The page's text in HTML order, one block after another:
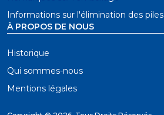
Informations sur l'élimination des piles
À PROPOS DE NOUS
Historique
Qui sommes-nous
Mentions légales